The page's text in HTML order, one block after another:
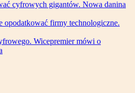
cyfrowych gigantów. Nowa danina
opodatkować firmy technologiczne.
Wicepremier mówi o